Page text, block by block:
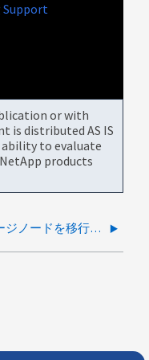
Support
or with
is distributed AS IS
to evaluate
products
NetApp Element クラスタ間でストレージノードを移行する方法